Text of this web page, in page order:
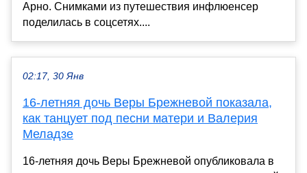
Арно. Снимками из путешествия инфлюенсер
поделилась в соцсетях....
02:17, 30 Янв
16-летняя дочь Веры Брежневой показала,
как танцует под песни матери и Валерия
Меладзе
16-летняя дочь Веры Брежневой опубликовала в